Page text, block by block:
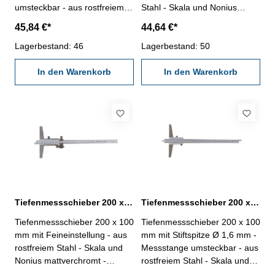
umsteckbar - aus rostfreiem
mattverchromt - Nonius 1/50,
Ablesung 0,02 mm -
Genauigkeit nach DIN 862 -
Brückenlänge 100 mm - im
Behältnis/Kasten Messbereich
45,84 €*
Lagerbestand: 46
In den Warenkorb
Stahl - Skala und Nonius
Ablesung 0,05 mm -
Genauigkeit nach DIN 862 -
Brückenlänge 100 mm - im
Behältnis/Kasten Messbereich
0 - 200 mm
44,64 €*
Lagerbestand: 50
In den Warenkorb
Tiefenmessschieber 200 x 100 mm mit Feineinstellung DIN 862
Tiefenmessschieber 200 x 100
mm mit Feineinstellung - aus
rostfreiem Stahl - Skala und
Nonius mattverchromt -
Tiefenmessschieber 200 x 100 mm mit Stiftspitze DIN 862
Tiefenmessschieber 200 x 100
mm mit Stiftspitze Ø 1,6 mm -
Messstange umsteckbar - aus
rostfreiem Stahl - Skala und